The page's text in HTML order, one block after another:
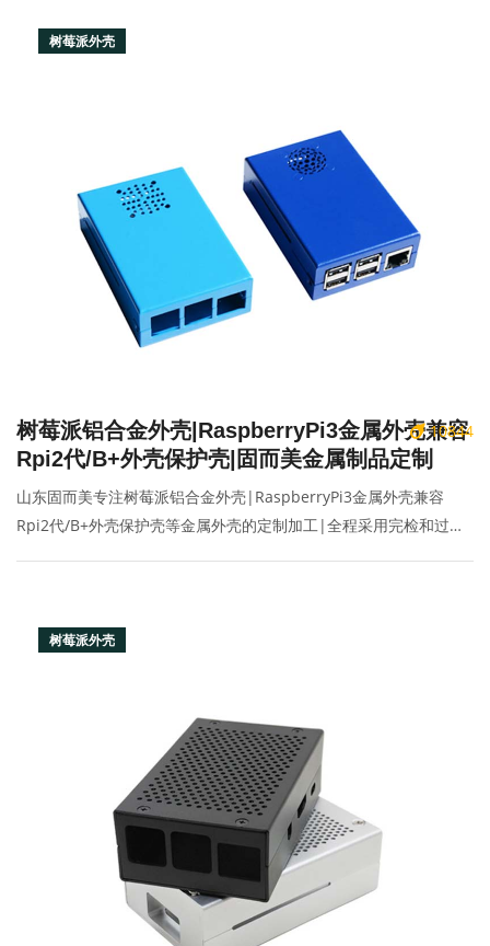
树莓派外壳
10844
树莓派铝合金外壳|RaspberryPi3金属外壳兼容
Rpi2代/B+外壳保护壳|固而美金属制品定制
山东固而美专注树莓派铝合金外壳|RaspberryPi3金属外壳兼容
Rpi2代/B+外壳保护壳等金属外壳的定制加工|全程采用完检和过程
树莓派外壳